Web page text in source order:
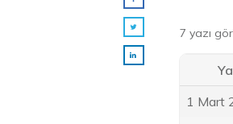
7 yazı
1 Mart